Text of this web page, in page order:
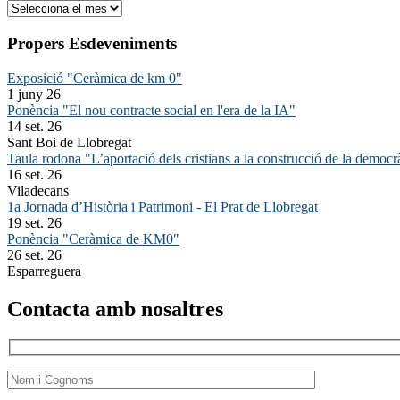
Arxiu
Propers Esdeveniments
Exposició "Ceràmica de km 0"
1 juny 26
Ponència "El nou contracte social en l'era de la IA"
14 set. 26
Sant Boi de Llobregat
Taula rodona "L’aportació dels cristians a la construcció de la
16 set. 26
Viladecans
1a Jornada d’Història i Patrimoni - El Prat de Llobregat
19 set. 26
Ponència "Ceràmica de KM0"
26 set. 26
Esparreguera
Contacta amb nosaltres